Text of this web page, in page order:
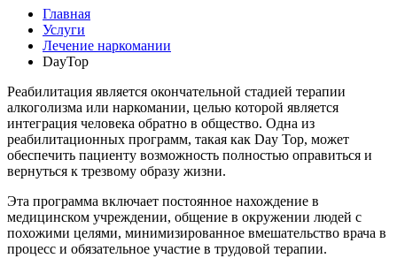
Главная
Услуги
Лечение наркомании
DayTop
Реабилитация является окончательной стадией терапии
алкоголизма или наркомании, целью которой является
интеграция человека обратно в общество. Одна из
реабилитационных программ, такая как Day Top, может
обеспечить пациенту возможность полностью оправиться и
вернуться к трезвому образу жизни.
Эта программа включает постоянное нахождение в
медицинском учреждении, общение в окружении людей с
похожими целями, минимизированное вмешательство врача в
процесс и обязательное участие в трудовой терапии.